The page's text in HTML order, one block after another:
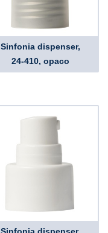
Sinfonia dispenser,
24-410, opaco